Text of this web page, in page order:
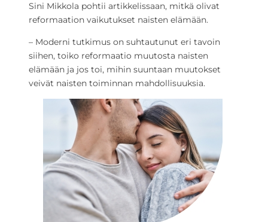
Sini Mikkola pohtii artikkelissaan, mitkä olivat
reformaation vaikutukset naisten elämään.
– Moderni tutkimus on suhtautunut eri tavoin
siihen, toiko reformaatio muutosta naisten
elämään ja jos toi, mihin suuntaan muutokset
veivät naisten toiminnan mahdollisuuksia.